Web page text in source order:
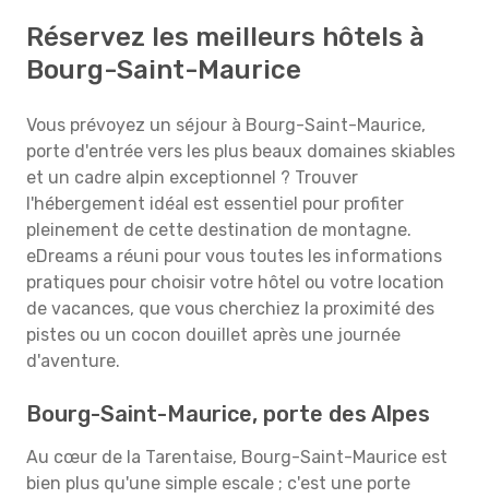
Réservez les meilleurs hôtels à
Bourg-Saint-Maurice
Vous prévoyez un séjour à Bourg-Saint-Maurice,
porte d'entrée vers les plus beaux domaines skiables
et un cadre alpin exceptionnel ? Trouver
l'hébergement idéal est essentiel pour profiter
pleinement de cette destination de montagne.
eDreams a réuni pour vous toutes les informations
pratiques pour choisir votre hôtel ou votre location
de vacances, que vous cherchiez la proximité des
pistes ou un cocon douillet après une journée
d'aventure.
Bourg-Saint-Maurice, porte des Alpes
Au cœur de la Tarentaise, Bourg-Saint-Maurice est
bien plus qu'une simple escale ; c'est une porte